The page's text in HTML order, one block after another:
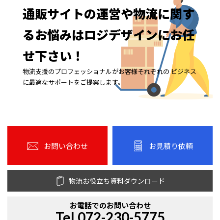
通販サイトの運営や物流に関す
るお悩みはロジデザインにお任
せ下さい！
物流支援のプロフェッショナルがお客様それぞれの ビジネス
に最適なサポートをご提案します。
お問い合わせ お見積り依頼
物流お役立ち資料ダウンロード
お電話でのお問い合わせ